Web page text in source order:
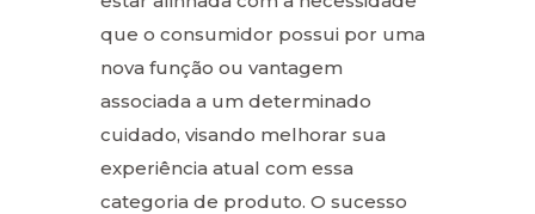
que o consumidor possui por uma
nova função ou vantagem
associada a um determinado
cuidado, visando melhorar sua
experiência atual com essa
categoria de produto. O sucesso